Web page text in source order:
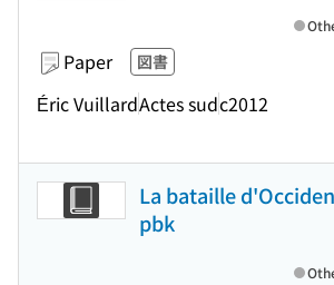
Paper 図書
Éric VuillardActes sudc2012
La bataille
pbk